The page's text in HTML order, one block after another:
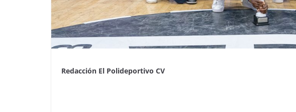
Redacción El Polideportivo CV